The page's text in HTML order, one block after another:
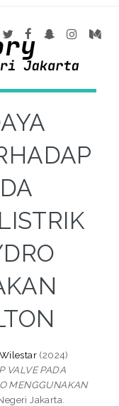
(2024)
VALVE PADA
MENGGUNAKAN
Jakarta.